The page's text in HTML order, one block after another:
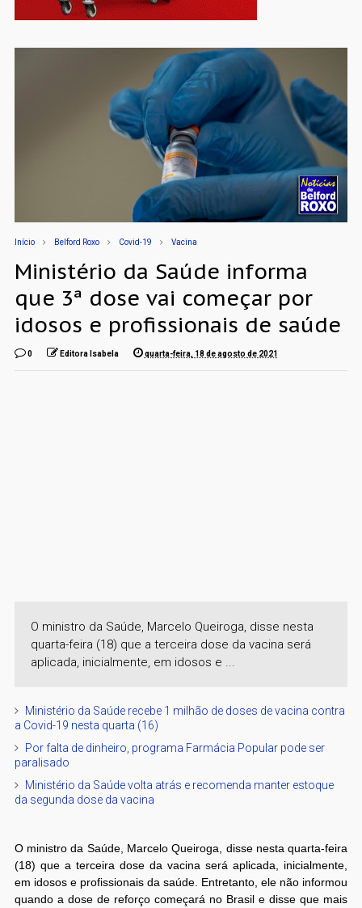
Início Belford Roxo Covid-19 Vacina
Ministério da Saúde informa
que 3ª dose vai começar por
idosos e profissionais de saúde
0 Editora Isabela quarta-feira, 18 de agosto de 2021
O ministro da Saúde, Marcelo Queiroga, disse nesta
quarta-feira (18) que a terceira dose da vacina será
aplicada, inicialmente, em idosos e ...
Ministério da Saúde recebe 1 milhão de doses de vacina contra
a Covid-19 nesta quarta (16)
Por falta de dinheiro, programa Farmácia Popular pode ser
paralisado
Ministério da Saúde volta atrás e recomenda manter estoque
da segunda dose da vacina
O ministro da Saúde, Marcelo Queiroga, disse nesta quarta-feira
(18) que a terceira dose da vacina será aplicada, inicialmente,
em idosos e profissionais da saúde. Entretanto, ele não informou
quando a dose de reforço começará no Brasil e disse que mais